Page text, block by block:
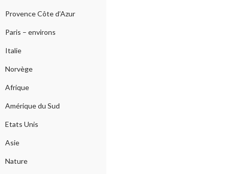
Provence Côte d’Azur
Paris – environs
Italie
Norvège
Afrique
Amérique du Sud
Etats Unis
Asie
Nature